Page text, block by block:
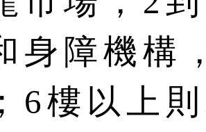
身障機構
6樓以上